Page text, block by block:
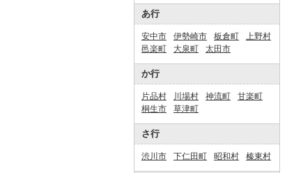
あ行
安中市 伊勢崎市 板倉町
上野村
邑楽町
大泉町 太田市
か行
片品村 川場村 神流町
甘楽町
桐生市
草津町
さ行
渋川市 下仁田町 昭和村 榛東村